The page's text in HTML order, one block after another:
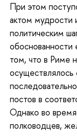
При этом
актом мудрости
политическим
обоснованности
том, что в Риме
осуществлялось
постов в
Однако во
полководцев,